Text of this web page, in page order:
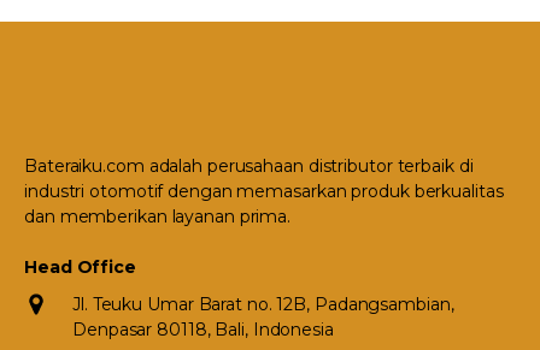
Bateraiku.com adalah perusahaan distributor terbaik di
industri otomotif dengan memasarkan produk berkualitas
dan memberikan layanan prima.
Head Office
Jl. Teuku Umar Barat no. 12B, Padangsambian,
Denpasar 80118, Bali, Indonesia